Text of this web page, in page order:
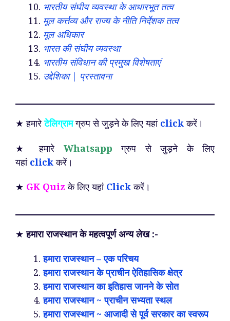
भारतीय संघीय व्यवस्था के आधारभूत तत्व
मूल कर्त्तव्य और राज्य के नीति निर्देशक तत्व
मूल अधिकार
भारत की संघीय व्यवस्था
भारतीय संविधान की प्रमुख विशेषताएं
उद्देशिका | प्रस्तावना
★ हमारेटेलिग्रामग्रुप से जुड़ने के लिए यहां clickकरें।
★ हमारे Whatsapp ग्रुप से जुड़ने के लिए
यहां clickकरें।
★ GK Quiz के लिए यहां Clickकरें।
★हमारा राजस्थान के महत्वपूर्ण अन्य लेख :-
हमारा राजस्थान – एक परिचय
हमारा राजस्थान के प्राचीन ऐतिहासिक क्षेत्र
हमारा राजस्थान का इतिहास जानने के सोत
हमारा राजस्थान ~ प्राचीन सभ्यता स्थल
हमारा राजस्थान ~ आजादी से पूर्व सरकार का स्वरूप